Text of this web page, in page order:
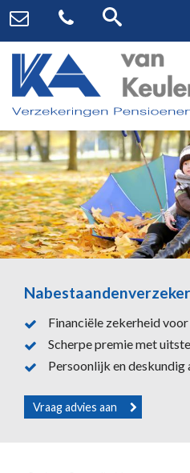
Financiële zekerheid
Scherpe premie met
Persoonlijk en deskundig
Vraag advies aan